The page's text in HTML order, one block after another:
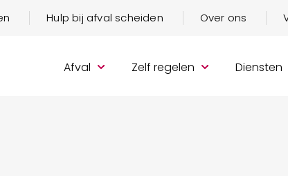
Hulp bij afval scheiden Over ons
Afval Zelf regelen Diensten